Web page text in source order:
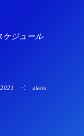
ケジュール
,2021 alecio